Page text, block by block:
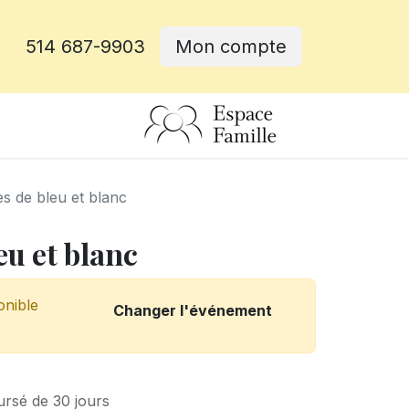
514 687-9903 Mon compte
de bleu et blanc
et blanc
Changer l'événement
de 30 jours